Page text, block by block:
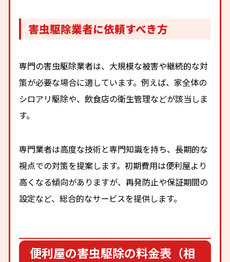
害虫駆除業者に依頼すべき方
専門の害虫駆除業者は、大規模な被害や継続的な対
策が必要な場合に適しています。例えば、家全体の
シロアリ駆除や、飲食店の衛生管理などが該当しま
す。
専門業者は高度な技術と専門知識を持ち、長期的な
視点での対策を提案します。初期費用は便利屋より
高くなる傾向がありますが、再発防止や保証期間の
設定など、総合的なサービスを提供します。
便利屋の害虫駆除の料金表（相